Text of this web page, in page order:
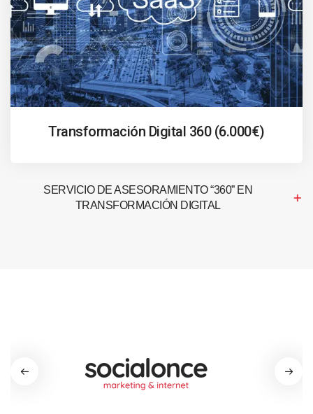
Transformación Digital 360 (6.000€)
SERVICIO DE ASESORAMIENTO “360” EN
TRANSFORMACIÓN DIGITAL